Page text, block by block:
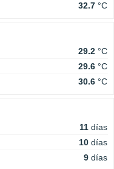
32.7 °C
29.2 °C
29.6 °C
30.6 °C
11 días
10 días
9 días